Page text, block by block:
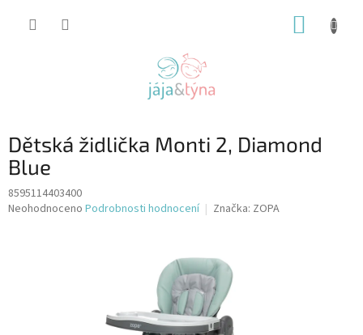
Dětská židlička Monti 2, Diamond
Blue
8595114403400
Průměrné
Neohodnoceno Podrobnosti hodnocení Značka: ZOPA